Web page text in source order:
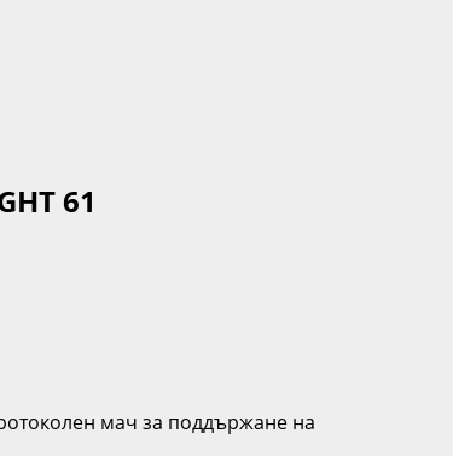
61
мач за поддържане на